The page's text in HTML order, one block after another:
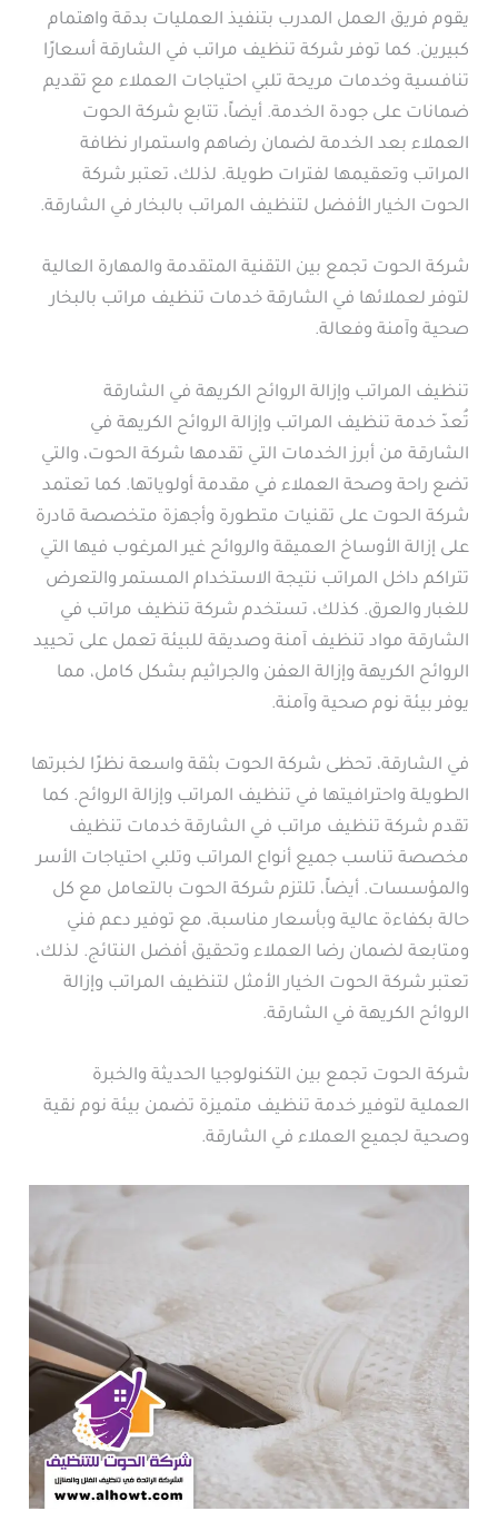
يقوم فريق العمل المدرب بتنفيذ العمليات بدقة واهتمام
كبيرين. كما توفر شركة تنظيف مراتب في الشارقة أسعارًا
تنافسية وخدمات مريحة تلبي احتياجات العملاء مع تقديم
ضمانات على جودة الخدمة. أيضاً، تتابع شركة الحوت
العملاء بعد الخدمة لضمان رضاهم واستمرار نظافة
المراتب وتعقيمها لفترات طويلة. لذلك، تعتبر شركة
الحوت الخيار الأفضل لتنظيف المراتب بالبخار في الشارقة.
شركة الحوت تجمع بين التقنية المتقدمة والمهارة العالية
لتوفر لعملائها في الشارقة خدمات تنظيف مراتب بالبخار
صحية وآمنة وفعالة.
تنظيف المراتب وإزالة الروائح الكريهة في الشارقة
تُعدّ خدمة تنظيف المراتب وإزالة الروائح الكريهة في
الشارقة من أبرز الخدمات التي تقدمها شركة الحوت، والتي
تضع راحة وصحة العملاء في مقدمة أولوياتها. كما تعتمد
شركة الحوت على تقنيات متطورة وأجهزة متخصصة قادرة
على إزالة الأوساخ العميقة والروائح غير المرغوب فيها التي
تتراكم داخل المراتب نتيجة الاستخدام المستمر والتعرض
للغبار والعرق. كذلك، تستخدم شركة تنظيف مراتب في
الشارقة مواد تنظيف آمنة وصديقة للبيئة تعمل على تحييد
الروائح الكريهة وإزالة العفن والجراثيم بشكل كامل، مما
يوفر بيئة نوم صحية وآمنة.
في الشارقة، تحظى شركة الحوت بثقة واسعة نظرًا لخبرتها
الطويلة واحترافيتها في تنظيف المراتب وإزالة الروائح. كما
تقدم شركة تنظيف مراتب في الشارقة خدمات تنظيف
مخصصة تناسب جميع أنواع المراتب وتلبي احتياجات الأسر
والمؤسسات. أيضاً، تلتزم شركة الحوت بالتعامل مع كل
حالة بكفاءة عالية وبأسعار مناسبة، مع توفير دعم فني
ومتابعة لضمان رضا العملاء وتحقيق أفضل النتائج. لذلك،
تعتبر شركة الحوت الخيار الأمثل لتنظيف المراتب وإزالة
الروائح الكريهة في الشارقة.
شركة الحوت تجمع بين التكنولوجيا الحديثة والخبرة
العملية لتوفير خدمة تنظيف متميزة تضمن بيئة نوم نقية
وصحية لجميع العملاء في الشارقة.